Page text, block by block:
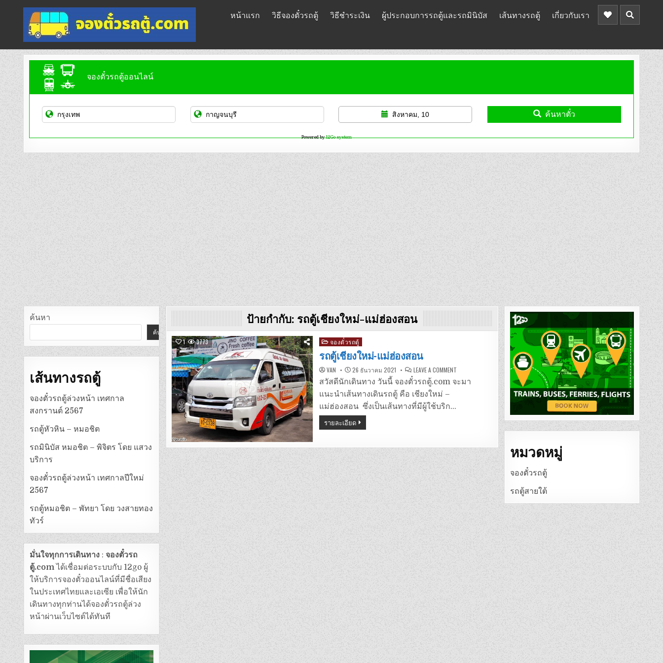
content
จองตั๋วรถตู้ออนไลน์
บริการจองตั๋วรถตู้ออนไลน์
หน้าแรก วิธีจองตั๋วรถตู้ วิธีชำระเงิน ผู้ประกอบการรถตู้และรถมินิบัส เส้นทางรถตู้ เกี่ยวกับเรา
จองตั๋วรถตู้ออนไลน์
สิงหาคม, 10 ค้นหาตั๋ว
Powered by12Go system
ป้ายกำกับ: รถตู้เชียงใหม่-แม่ฮ่องสอน
1 3773
Posted
in
จองตั๋วรถตู้
รถตู้เชียงใหม่-แม่ฮ่องสอน
VAN 26 ธันวาคม 2021 LEAVE A COMMENT
ตู้
เชียงใหม่-
สวัสดีนักเดินทาง วันนี้ จองตั๋วรถตู้.com จะมา
แนะนำเส้นทางเดินรถตู้ คือ เชียงใหม่ –
แม่ฮ่องสอน ซึ่งเป็นเส้นทางที่มีผู้ใช้บริก…
รายละเอียด
ค้นหา
ค้นหา
เส้นทางรถตู้
จองตั๋วรถตู้ล่วงหน้า เทศกาล
สงกรานต์ 2567
รถตู้หัวหิน – หมอชิต
รถมินิบัส หมอชิต – พิจิตร โดย แสวง
บริการ
จองตั๋วรถตู้ล่วงหน้า เทศกาลปีใหม่
2567
รถตู้หมอชิต – พัทยา โดย วงสายทอง
ทัวร์
มั่นใจทุกการเดินทาง :จองตั๋วรถ
ตู้.comได้เชื่อมต่อระบบกับ 12go ผู้
ให้บริการจองตั๋วออนไลน์ที่มีชื่อเสียง
ในประเทศไทยและเอเซีย เพื่อให้นัก
เดินทางทุกท่านได้จองตั๋วรถตู้ล่วง
หน้าผ่านเว็บไซต์ได้ทันที
หมวดหมู่
จองตั๋วรถตู้
รถตู้สายใต้